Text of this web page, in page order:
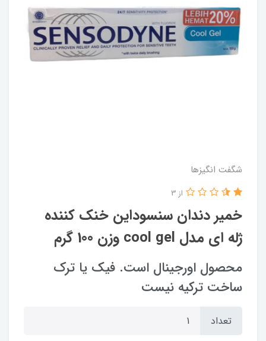
شگفت انگيزها
خمیر دندان سنسوداین خنک کننده
ژله ای مدل cool gel وزن 100 گرم
از 3
محصول اورجینال است. فیک یا ترک
ساخت ترکیه نیست
تعداد